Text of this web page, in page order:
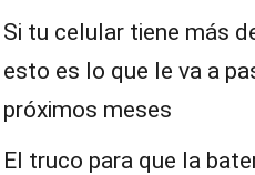
Si tu celular tiene más
esto es lo que le va a
próximos meses
El truco para que la